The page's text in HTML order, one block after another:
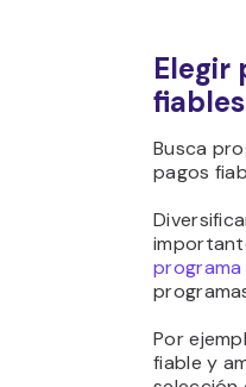
Elegir
Busca
pagos
Por
fiable y